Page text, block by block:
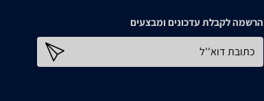
הרשמה לקבלת עדכונים ומבצעים
כתובת דוא''ל